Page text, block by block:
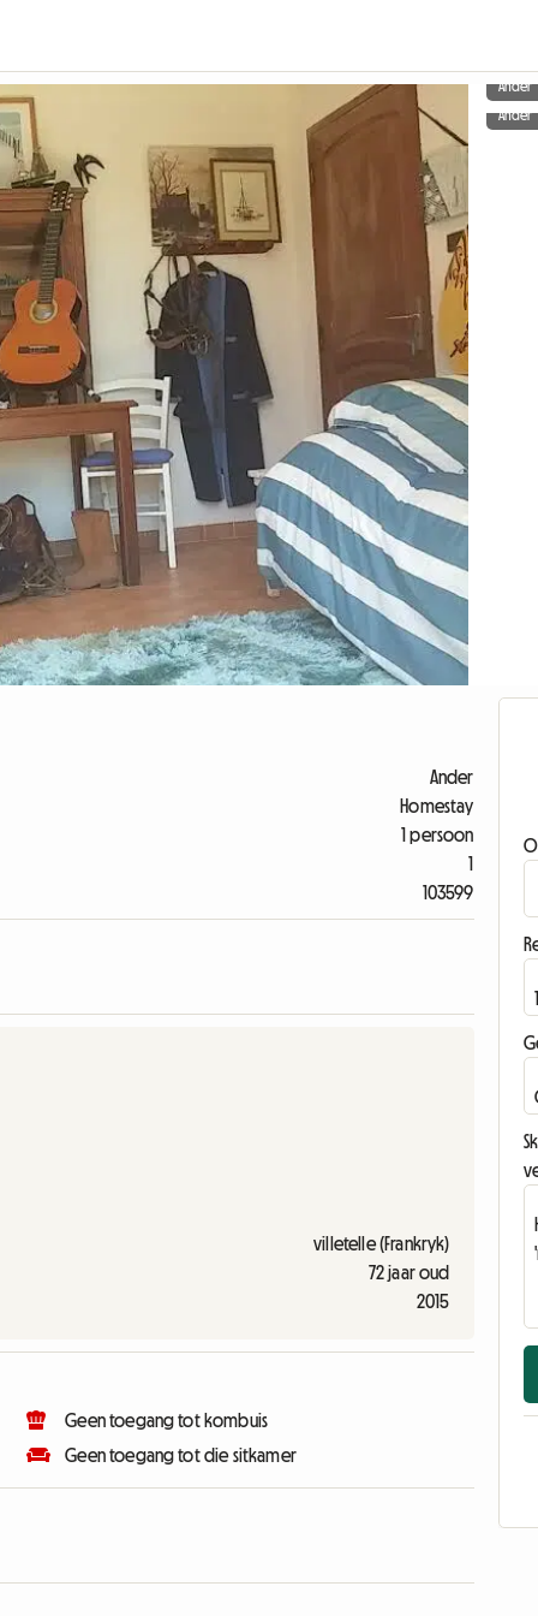
Ander
Ander
Ander
Homestay
1 persoon
1
103599
villetelle (Frankryk)
72 jaar oud
2015
Geen toegang tot kombuis
Geen toegang tot die sitkamer